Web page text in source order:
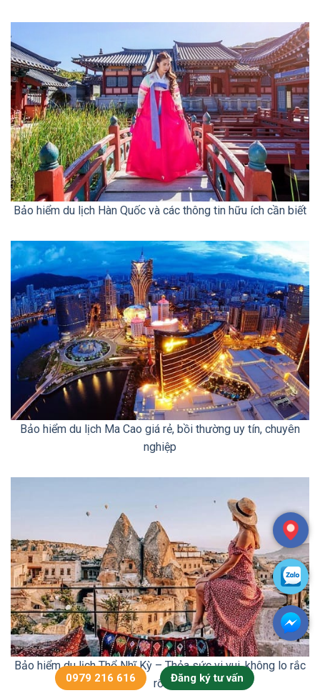
Bảo hiểm du lịch Hàn Quốc và các thông tin hữu ích cần biết
Bảo hiểm du lịch Ma Cao giá rẻ, bồi thường uy tín, chuyên
nghiệp
Bảo hiểm du lịch Thổ Nhĩ Kỳ – Thỏa sức vi vui, không lo rắc
rối
0979 216 616 Đăng ký tư vấn